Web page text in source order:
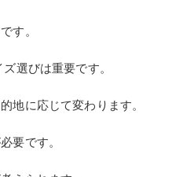
す。
選びは重要です。
地に応じて変わります。
要です。